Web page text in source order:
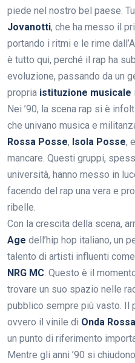
piede nel nostro bel paese.
Jovanotti, che ha messo il
portando i ritmi e le rime
è tutto qui, perché il rap ha
evoluzione, passando da un
propria istituzione musicale
Nei ’90, la scena rap si è
che univano musica e
Rossa Posse, Isola Posse, e
mancare. Questi gruppi,
università, hanno messo in
facendo del rap una vera e
ribelle.
Con la crescita della scena,
Age dell’hip hop italiano, un
talento di artisti influenti come
NRG MC. Questo è il
trovare un suo spazio nelle
pubblico sempre più vasto. Il
ovvero il vinile di Onda
un punto di riferimento
Mentre gli anni ’90 si